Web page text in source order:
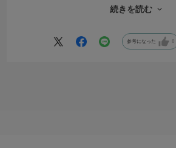
一緒に買ったadidasのＴシャツと合わせて、ス
続きを読む
参考になった 0